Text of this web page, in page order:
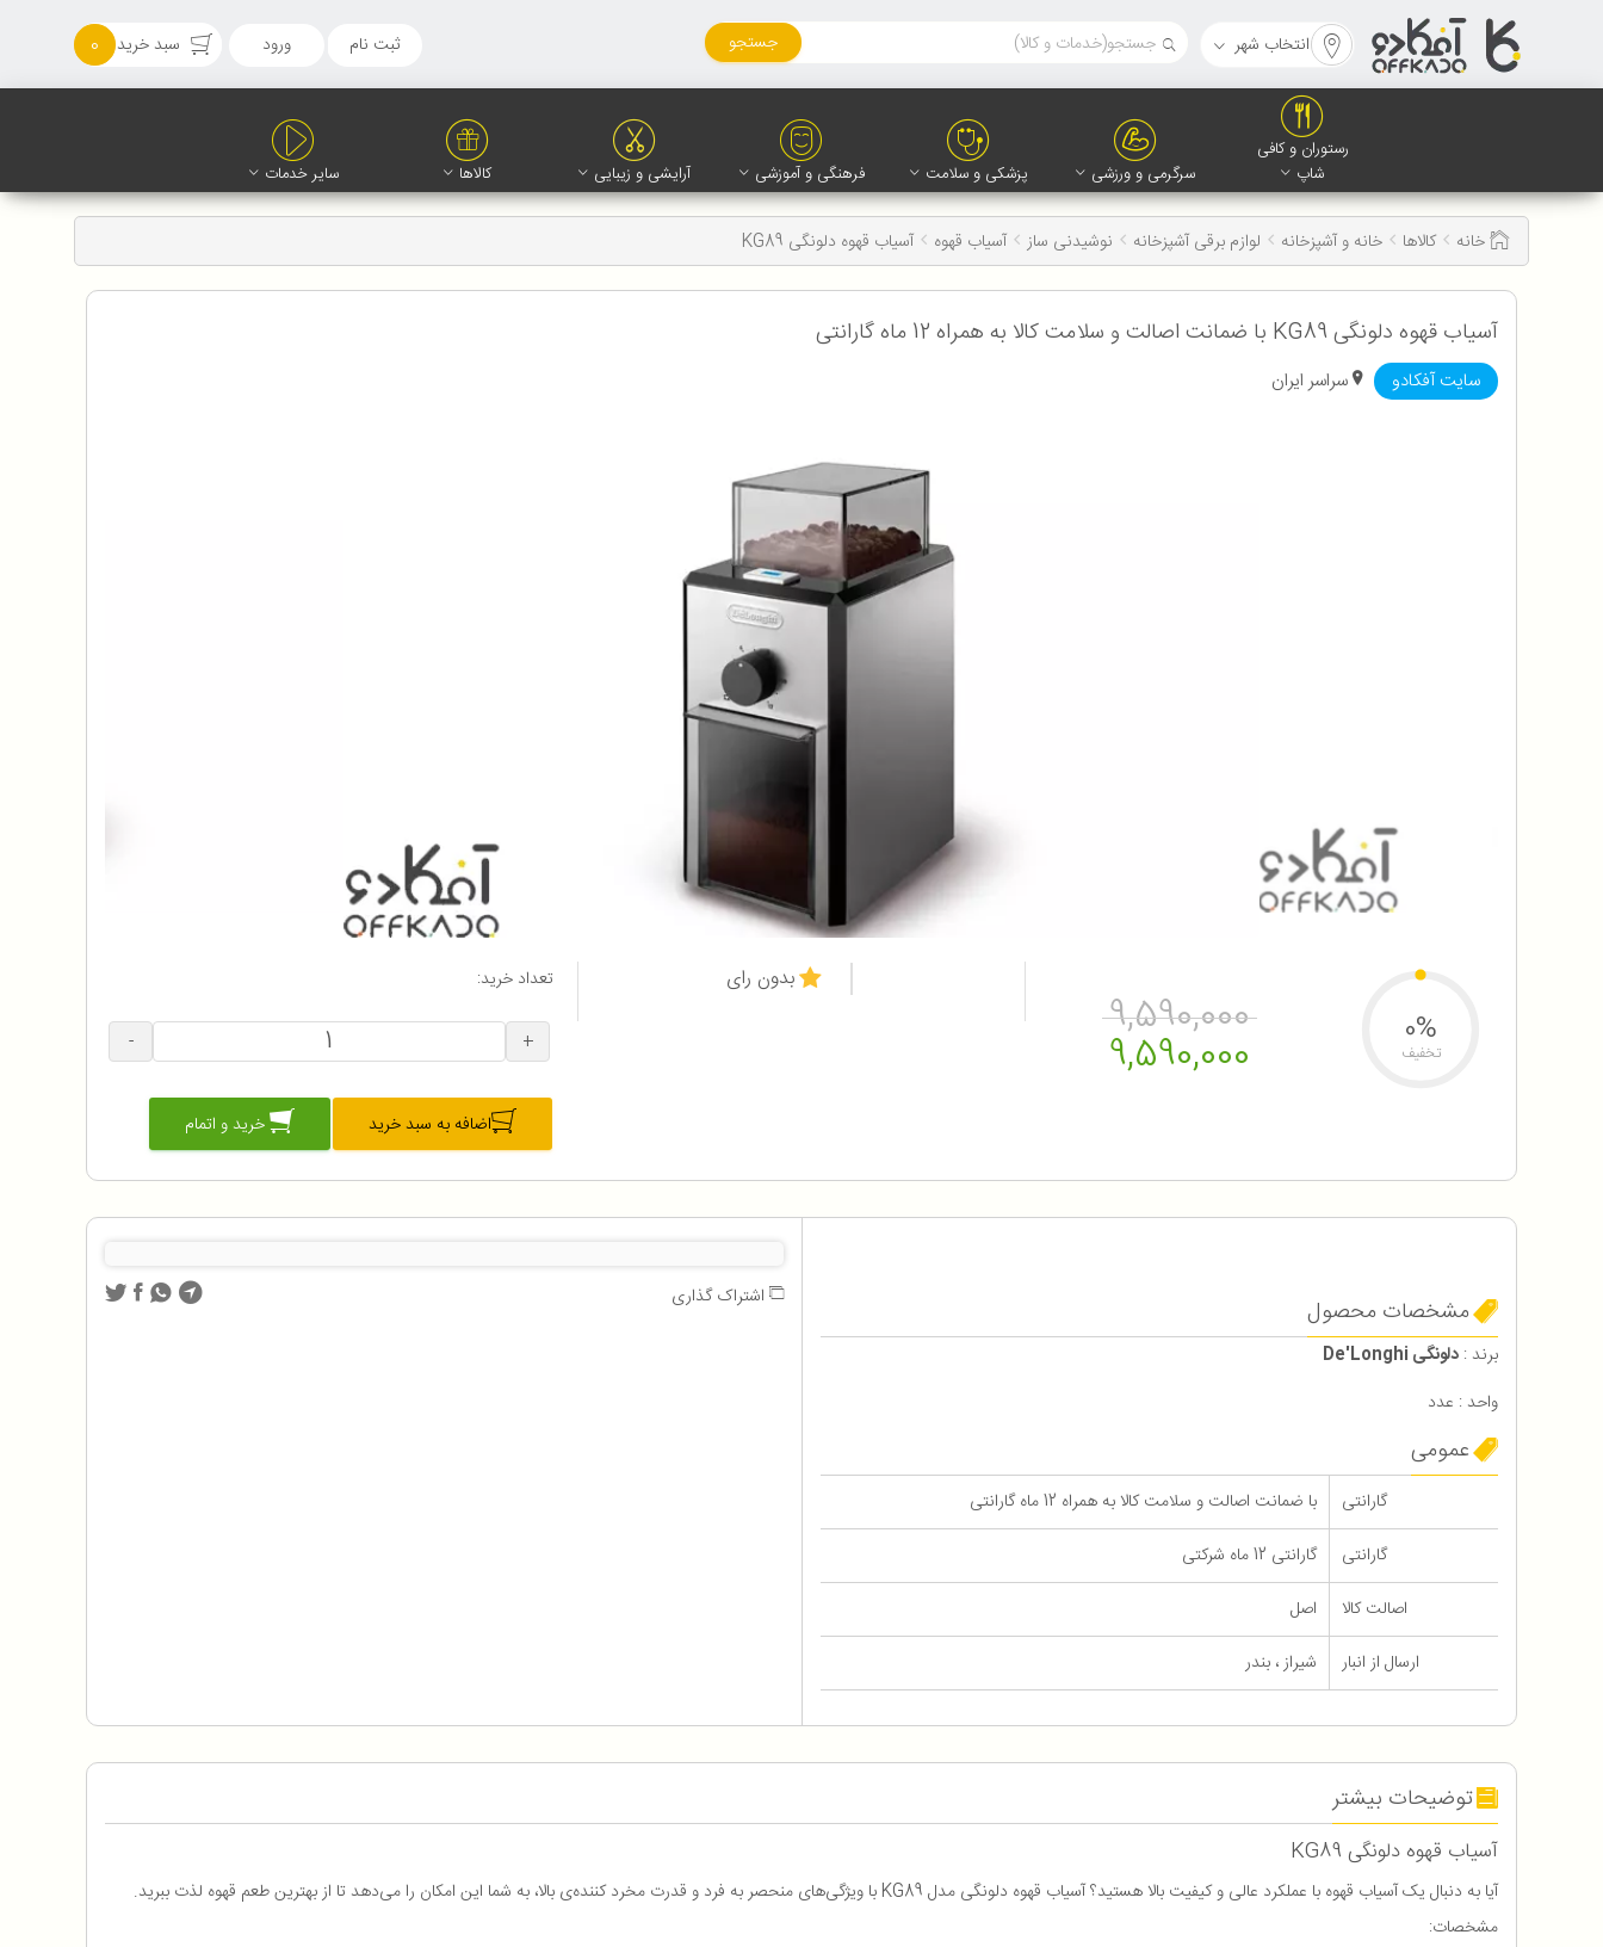
انتخاب شهر جستجو ثبت نام ورود سبد خرید 0
رستوران و کافی
شاپ
سرگرمی و ورزشی پزشکی و سلامت فرهنگی و آموزشی آرایشی و زیبایی کالاها سایر خدمات
خانه کالاها خانه و آشپزخانه لوازم برقی آشپزخانه نوشیدنی ساز آسیاب قهوه آسیاب قهوه دلونگی KG89
آسیاب قهوه دلونگی KG89 با ضمانت اصالت و سلامت کالا به همراه 12 ماه گارانتی
سایت آفکادو سراسر ایران
9,590,000
9,590,000 0%
تخفیف
بدون رای تعداد خرید:
+
-
اضافه به سبد خرید خرید و اتمام
مشخصات محصول
برند : دلونگی De'Longhi
واحد : عدد
عمومی
گارانتی
با ضمانت اصالت و سلامت کالا به همراه 12 ماه گارانتی
گارانتی
گارانتی 12 ماه شرکتی
اصالت کالا
اصل
ارسال از انبار
شیراز ، بندر
اشتراک گذاری
توضیحات بیشتر
آسیاب قهوه دلونگی KG89
آیا به دنبال یک آسیاب قهوه با عملکرد عالی و کیفیت بالا هستید؟ آسیاب قهوه دلونگی مدل KG89 با ویژگی‌های منحصر به فرد و قدرت مخرد کننده‌ی بالا، به شما این امکان را می‌دهد تا از بهترین طعم قهوه لذت ببرید.
مشخصات: